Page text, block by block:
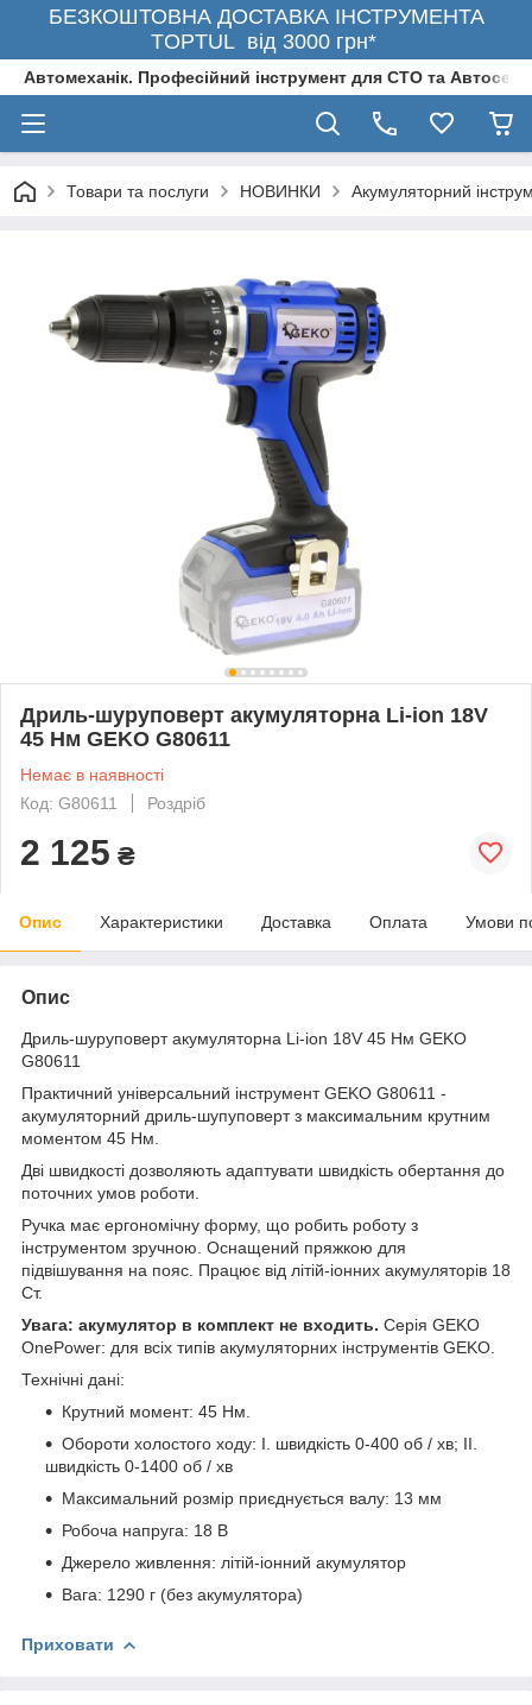
БЕЗКОШТОВНА ДОСТАВКА ІНСТРУМЕНТА
TOPTUL від 3000 грн*
Автомеханік. Професійний інструмент для СТО та
Товари та послуги НОВИНКИ Акумуляторний
Дриль-шуруповерт акумуляторна Li-ion 18V
45 Нм GEKO G80611
Немає в наявності
Код: G80611
Роздріб
2 125 ₴
Опис Характеристики Доставка Оплата Умови
Опис
Дриль-шуруповерт акумуляторна Li-ion 18V 45 Нм GEKO
G80611
Практичний універсальний інструмент GEKO G80611 -
акумуляторний дриль-шупуповерт з максимальним крутним
моментом 45 Нм.
Дві швидкості дозволяють адаптувати швидкість обертання до
поточних умов роботи.
Ручка має ергономічну форму, що робить роботу з
інструментом зручною. Оснащений пряжкою для
підвішування на пояс. Працює від літій-іонних акумуляторів 18
Ст.
Увага: акумулятор в комплект не входить. Серія GEKO
OnePower: для всіх типів акумуляторних інструментів GEKO.
Технічні дані:
Крутний момент: 45 Нм.
Обороти холостого ходу: I. швидкість 0-400 об / хв; II.
швидкість 0-1400 об / хв
Максимальний розмір приєднується валу: 13 мм
Робоча напруга: 18 В
Джерело живлення: літій-іонний акумулятор
Вага: 1290 г (без акумулятора)
Приховати